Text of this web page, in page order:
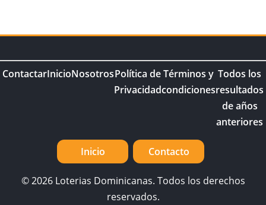
ContactarInicioNosotrosPolítica de
Privacidad
Términos y
condiciones
Todos los
resultados
de años
anteriores
Inicio Contacto
© 2026 Loterias Dominicanas. Todos los derechos
reservados.